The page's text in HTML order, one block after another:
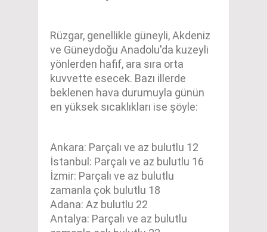
Rüzgar, genellikle güneyli, Akdeniz
ve Güneydoğu Anadolu'da kuzeyli
yönlerden hafif, ara sıra orta
kuvvette esecek. Bazı illerde
beklenen hava durumuyla günün
en yüksek sıcaklıkları ise şöyle:
Ankara: Parçalı ve az bulutlu 12
İstanbul: Parçalı ve az bulutlu 16
İzmir: Parçalı ve az bulutlu
zamanla çok bulutlu 18
Adana: Az bulutlu 22
Antalya: Parçalı ve az bulutlu